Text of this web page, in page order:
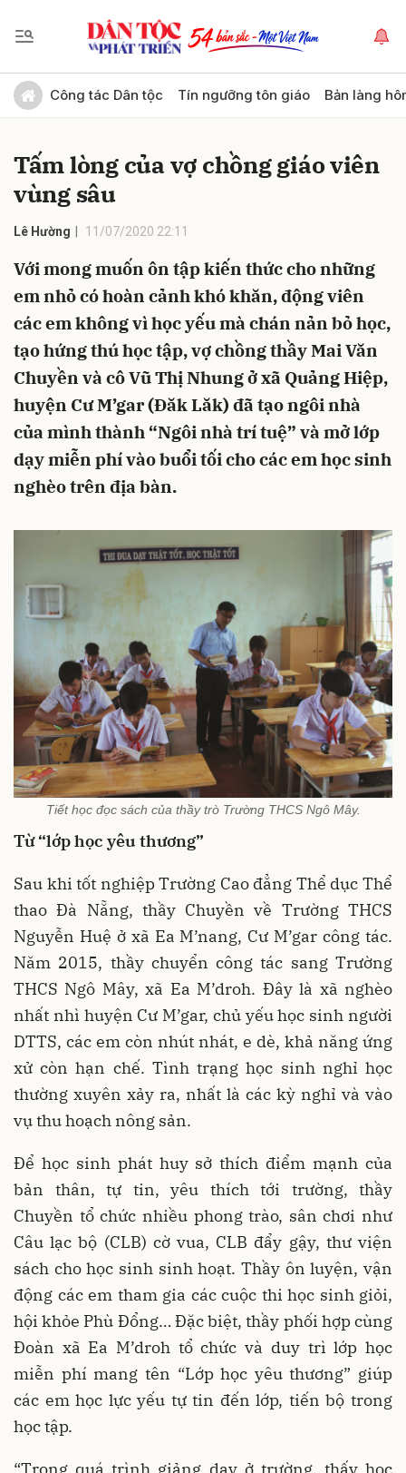
Công tác Dân tộc Tín ngưỡng tôn giáo Bản làng
Tấm lòng của vợ chồng giáo viên
vùng sâu
Lê Hường 11/07/2020 22:11
Với mong muốn ôn tập kiến thức cho những
em nhỏ có hoàn cảnh khó khăn, động viên
các em không vì học yếu mà chán nản bỏ học,
tạo hứng thú học tập, vợ chồng thầy Mai Văn
Chuyền và cô Vũ Thị Nhung ở xã Quảng Hiệp,
huyện Cư M’gar (Đăk Lăk) đã tạo ngôi nhà
của mình thành “Ngôi nhà trí tuệ” và mở lớp
dạy miễn phí vào buổi tối cho các em học sinh
nghèo trên địa bàn.
Tiết học đọc sách của thầy trò Trường THCS Ngô Mây.
Từ “lớp học yêu thương”
Sau khi tốt nghiệp Trường Cao đẳng Thể dục Thể
thao Đà Nẵng, thầy Chuyền về Trường THCS
Nguyễn Huệ ở xã Ea M’nang, Cư M’gar công tác.
Năm 2015, thầy chuyển công tác sang Trường
THCS Ngô Mây, xã Ea M’droh. Đây là xã nghèo
nhất nhì huyện Cư M’gar, chủ yếu học sinh người
DTTS, các em còn nhút nhát, e dè, khả năng ứng
xử còn hạn chế. Tình trạng học sinh nghỉ học
thường xuyên xảy ra, nhất là các kỳ nghỉ và vào
vụ thu hoạch nông sản.
Để học sinh phát huy sở thích điểm mạnh của
bản thân, tự tin, yêu thích tới trường, thầy
Chuyền tổ chức nhiều phong trào, sân chơi như
Câu lạc bộ (CLB) cờ vua, CLB đẩy gậy, thư viện
sách cho học sinh sinh hoạt. Thầy ôn luyện, vận
động các em tham gia các cuộc thi học sinh giỏi,
hội khỏe Phù Đổng… Đặc biệt, thầy phối hợp cùng
Đoàn xã Ea M’droh tổ chức và duy trì lớp học
miễn phí mang tên “Lớp học yêu thương” giúp
các em học lực yếu tự tin đến lớp, tiến bộ trong
học tập.
Gửi bình luận
Hủy Gửi